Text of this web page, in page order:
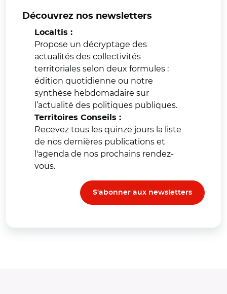
Découvrez nos newsletters
Localtis :
Propose un décryptage des
actualités des collectivités
territoriales selon deux formules :
édition quotidienne ou notre
synthèse hebdomadaire sur
l’actualité des politiques publiques.
Territoires Conseils :
Recevez tous les quinze jours la liste
de nos dernières publications et
l'agenda de nos prochains rendez-
vous.
S'abonner aux newsletters